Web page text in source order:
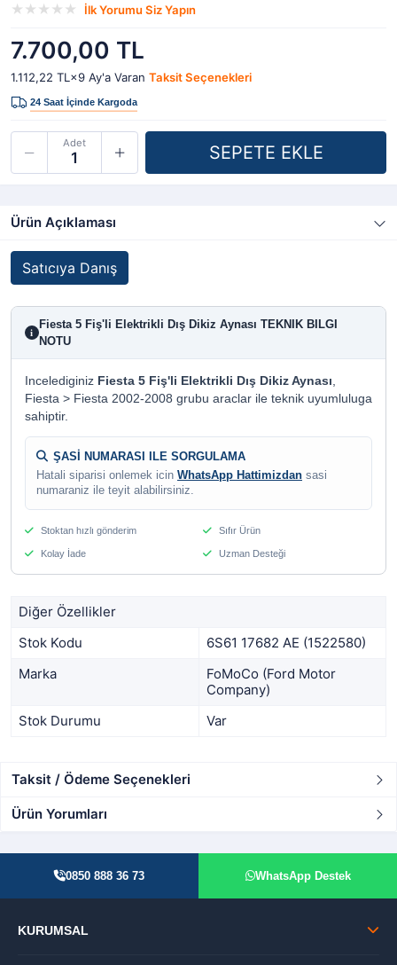
İlk Yorumu Siz Yapın
7.700,00 TL
1.112,22 TL×9 Ay'a Varan Taksit Seçenekleri
Adet
Ürün Açıklaması
Satıcıya Danış
i
Fiesta 5 Fiş'li Elektrikli Dış Dikiz Aynası TEKNIK BILGI
NOTU
Incelediginiz Fiesta 5 Fiş'li Elektrikli Dış Dikiz Aynası,
Fiesta > Fiesta 2002-2008 grubu araclar ile teknik uyumluluga
sahiptir.
ŞASİ NUMARASI ILE SORGULAMA
Hatali siparisi onlemek icin WhatsApp Hattimizdan sasi
numaraniz ile teyit alabilirsiniz.
Stoktan hızlı gönderim Sıfır Ürün
Kolay İade Uzman Desteği
Diğer Özellikler
Stok Kodu
6S61 17682 AE (1522580)
Marka
FoMoCo (Ford Motor
Company)
Stok Durumu
Var
Taksit / Ödeme Seçenekleri
Ürün Yorumları
0850 888 36 73 WhatsApp Destek
KURUMSAL